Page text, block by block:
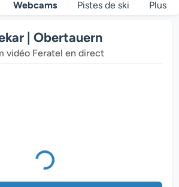
Webcams Pistes de ski Plus
| Obertauern
vidéo Feratel en direct
Le lecteur multimédia de la webcam charge...